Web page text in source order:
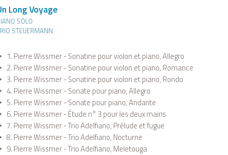
Long Voyage
SOLO
STEUERMANN
1. Pierre Wissmer - Sonatine pour violon et piano, Allegro
2. Pierre Wissmer - Sonatine pour violon et piano, Romance
3. Pierre Wissmer - Sonatine pour violon et piano, Rondo
4. Pierre Wissmer - Sonate pour piano, Allegro
5. Pierre Wissmer - Sonate pour piano, Andante
6. Pierre Wissmer - Étude n° 3 pour les deux mains
7. Pierre Wissmer - Trio Adelfiano, Prélude et fugue
8. Pierre Wissmer - Trio Adelfiano, Nocturne
9. Pierre Wissmer - Trio Adelfiano, Meletouga